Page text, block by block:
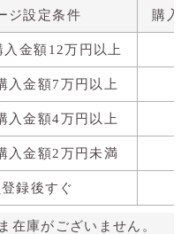
ジ設定条件 購
金額12万円以上
入金額7万円以上
入金額4万円以上
入金額2万円未満
録後すぐ
在庫がございません。